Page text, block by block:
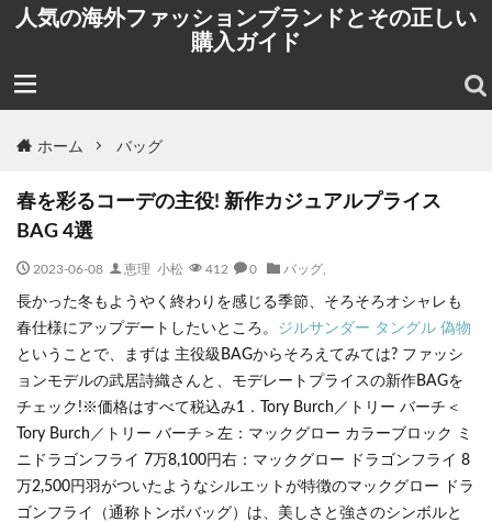
人気の海外ファッションブランドとその正しい
購入ガイド
ホーム バッグ
春を彩るコーデの主役! 新作カジュアルプライス
BAG 4選
2023-06-08 恵理 小松 412 0 バッグ,
長かった冬もようやく終わりを感じる季節、そろそろオシャレも
春仕様にアップデートしたいところ。 ジルサンダー タングル 偽物
ということで、まずは 主役級BAGからそろえてみては? ファッシ
ョンモデルの武居詩織さんと、モデレートプライスの新作BAGを
チェック!※価格はすべて税込み1．Tory Burch／トリー バーチ＜
Tory Burch／トリー バーチ＞左：マックグロー カラーブロック ミ
ニドラゴンフライ 7万8,100円右：マックグロー ドラゴンフライ 8
万2,500円羽がついたようなシルエットが特徴のマックグロー ドラ
ゴンフライ（通称トンボバッグ）は、美しさと強さのシンボルと